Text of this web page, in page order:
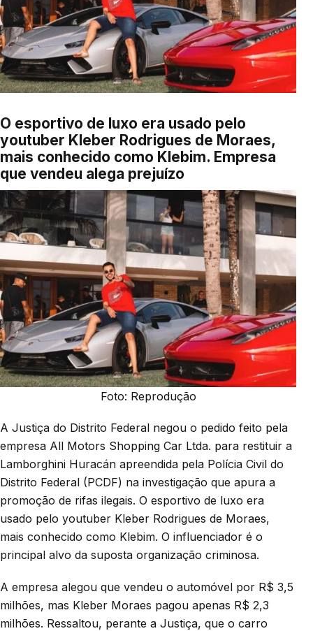
O esportivo de luxo era usado pelo
youtuber Kleber Rodrigues de Moraes,
mais conhecido como Klebim. Empresa
que vendeu alega prejuízo
Foto: Reprodução
A Justiça do Distrito Federal negou o pedido feito pela
empresa All Motors Shopping Car Ltda. para restituir a
Lamborghini Huracán apreendida pela Polícia Civil do
Distrito Federal (PCDF) na investigação que apura a
promoção de rifas ilegais. O esportivo de luxo era
usado pelo youtuber Kleber Rodrigues de Moraes,
mais conhecido como Klebim. O influenciador é o
principal alvo da suposta organização criminosa.
A empresa alegou que vendeu o automóvel por R$ 3,5
milhões, mas Kleber Moraes pagou apenas R$ 2,3
milhões. Ressaltou, perante a Justiça, que o carro